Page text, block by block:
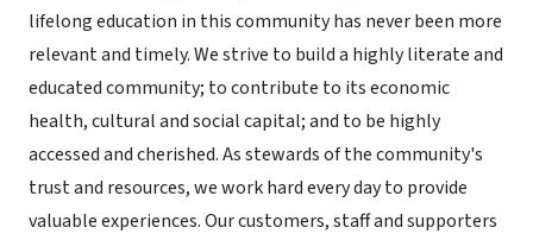
lifelong education in this community has never been more
relevant and timely. We strive to build a highly literate and
educated community; to contribute to its economic
health, cultural and social capital; and to be highly
accessed and cherished. As stewards of the community's
trust and resources, we work hard every day to provide
valuable experiences. Our customers, staff and supporters